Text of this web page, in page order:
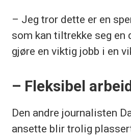
– Jeg tror dette er en
som kan tiltrekke seg en
gjøre en viktig jobb i en
– Fleksibel
Den andre journalisten
ansette blir trolig